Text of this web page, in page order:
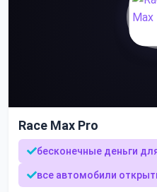
Race Max Pro
бесконечные деньги
все автомобили